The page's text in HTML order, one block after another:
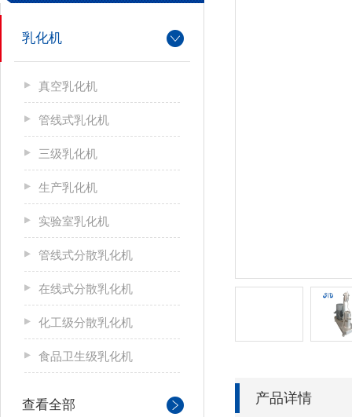
乳化机
真空乳化机
管线式乳化机
三级乳化机
生产乳化机
实验室乳化机
管线式分散乳化机
在线式分散乳化机
化工级分散乳化机
食品卫生级乳化机
查看全部 产品详情